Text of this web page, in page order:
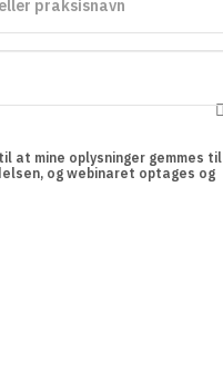
at mine oplysninger gemmes til
og webinaret optages og